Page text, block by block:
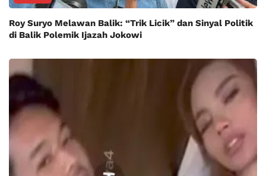
Roy Suryo Melawan Balik: “Trik Licik” dan Sinyal Politik
di Balik Polemik Ijazah Jokowi